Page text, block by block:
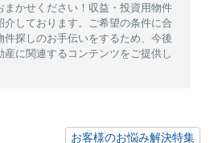
まかせください！収益・投資用物件
介しております。ご希望の条件に合
件探しのお手伝いをするため、今後
産に関連するコンテンツをご提供し
お客様のお悩み解決特集